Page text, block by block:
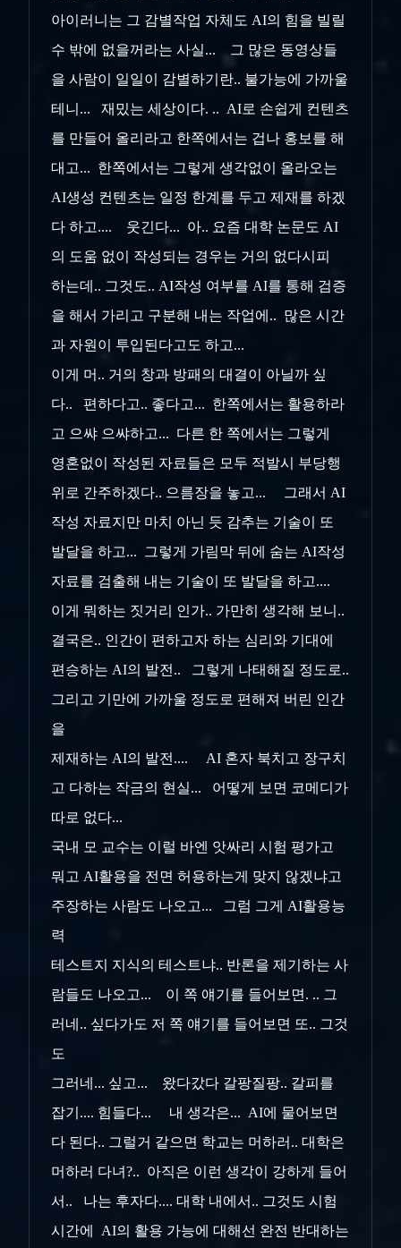
아이러니는 그 감별작업 자체도 AI의 힘을 빌릴
수 밖에 없을꺼라는 사실... 그 많은 동영상들
을 사람이 일일이 감별하기란.. 불가능에 가까울
테니... 재밌는 세상이다. .. AI로 손쉽게 컨텐츠
를 만들어 올리라고 한쪽에서는 겁나 홍보를 해
대고... 한쪽에서는 그렇게 생각없이 올라오는
AI생성 컨텐츠는 일정 한계를 두고 제재를 하겠
다 하고.... 웃긴다... 아.. 요즘 대학 논문도 AI
의 도움 없이 작성되는 경우는 거의 없다시피
하는데.. 그것도.. AI작성 여부를 AI를 통해 검증
을 해서 가리고 구분해 내는 작업에.. 많은 시간
과 자원이 투입된다고도 하고...
이게 머.. 거의 창과 방패의 대결이 아닐까 싶
다.. 편하다고.. 좋다고... 한쪽에서는 활용하라
고 으쌰 으쌰하고... 다른 한 쪽에서는 그렇게
영혼없이 작성된 자료들은 모두 적발시 부당행
위로 간주하겠다.. 으름장을 놓고... 그래서 AI
작성 자료지만 마치 아닌 듯 감추는 기술이 또
발달을 하고... 그렇게 가림막 뒤에 숨는 AI작성
자료를 검출해 내는 기술이 또 발달을 하고....
이게 뭐하는 짓거리 인가.. 가만히 생각해 보니..
결국은.. 인간이 편하고자 하는 심리와 기대에
편승하는 AI의 발전.. 그렇게 나태해질 정도로..
그리고 기만에 가까울 정도로 편해져 버린 인간
을
제재하는 AI의 발전.... AI 혼자 북치고 장구치
고 다하는 작금의 현실... 어떻게 보면 코메디가
따로 없다...
국내 모 교수는 이럴 바엔 앗싸리 시험 평가고
뭐고 AI활용을 전면 허용하는게 맞지 않겠냐고
주장하는 사람도 나오고... 그럼 그게 AI활용능
력
테스트지 지식의 테스트냐.. 반론을 제기하는 사
람들도 나오고... 이 쪽 얘기를 들어보면. .. 그
러네.. 싶다가도 저 쪽 얘기를 들어보면 또.. 그것
도
그러네... 싶고... 왔다갔다 갈팡질팡.. 갈피를
잡기.... 힘들다... 내 생각은... AI에 물어보면
다 된다.. 그럴거 같으면 학교는 머하러.. 대학은
머하러 다녀?.. 아직은 이런 생각이 강하게 들어
서.. 나는 후자다.... 대학 내에서.. 그것도 시험
시간에 AI의 활용 가능에 대해선 완전 반대하는